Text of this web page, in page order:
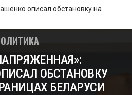
описал обстановку на
ОБСТАНОВКУ
БЕЛАРУСИ